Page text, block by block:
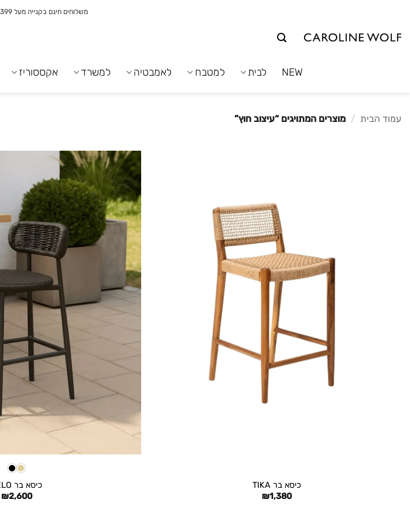
משלוחים חינם בקנייה מעל 399 ש"ח לא כולל ריהוט
NEW לבית למטבח לאמבטיה למשרד אקססוריז
עמוד הבית / מוצרים המתויגים “עיצוב חוץ”
כיסא בר TIKA
₪1,380
כיסא בר VELO
₪2,600